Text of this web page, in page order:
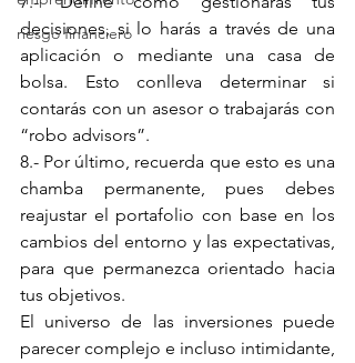
riesgo financiero
decisiones, si lo harás a través de una
aplicación o mediante una casa de
bolsa. Esto conlleva determinar si
contarás con un asesor o trabajarás con
“robo advisors”.
8.- Por último, recuerda que esto es una
chamba permanente, pues debes
reajustar el portafolio con base en los
cambios del entorno y las expectativas,
para que permanezca orientado hacia
tus objetivos.
El universo de las inversiones puede
parecer complejo e incluso intimidante,